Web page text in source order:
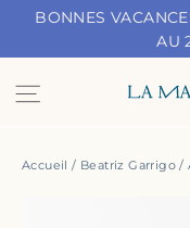
PasserBONNES
AU
Navigation
Accueil / Beatriz Garrigo /